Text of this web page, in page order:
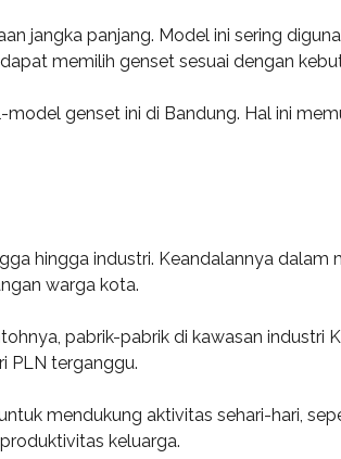
jangka panjang. Model ini sering
memilih genset sesuai dengan
genset ini di Bandung. Hal ini
hingga industri. Keandalannya dalam
warga kota.
pabrik-pabrik di kawasan industri
PLN terganggu.
mendukung aktivitas sehari-hari,
keluarga.